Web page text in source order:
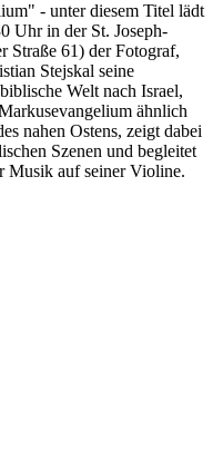
- unter diesem Titel lädt
Uhr in der St. Joseph-
Straße 61) derFotograf,
Stejskal seine
Welt nach Israel,
ähnlich
nahen Ostens, zeigt dabei
Szenen und begleitet
Musik auf seiner Violine.